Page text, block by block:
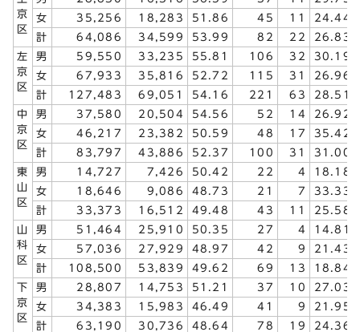
京
区
女
35,256 18,283 51.86 45 11
24.44
計
64,086 34,599 53.99 82 22
26.83
左
京
区
男 59,550 33,235 55.81 106 32
30.19
女
67,933 35,816 52.72 115 31
26.96
計
127,483 69,051 54.16 221 63
28.51
中
京
区
男 37,580 20,504 54.56 52 14
26.92
女
46,217 23,382 50.59 48 17
35.42
計
83,797 43,886 52.37 100 31
31.00
東
山
区
男 14,727 7,426 50.42 22 4
18.18
女
18,646 9,086 48.73 21 7
33.33
計
33,373 16,512 49.48 43 11
25.58
山
科
区
男 51,464 25,910 50.35 27 4
14.81
女
57,036 27,929 48.97 42 9
21.43
計
108,500 53,839 49.62 69 13
18.84
下
京
区
男 28,807 14,753 51.21 37 10
27.03
女
34,383 15,983 46.49 41 9
21.95
計
63,190 30,736 48.64 78 19
24.36